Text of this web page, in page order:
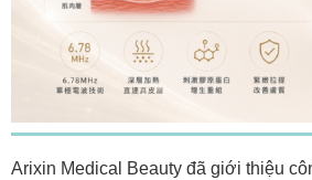
Arixin Medical Beauty đã giới thiệu